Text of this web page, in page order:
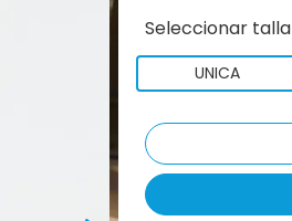
Seleccionar talla
UNICA